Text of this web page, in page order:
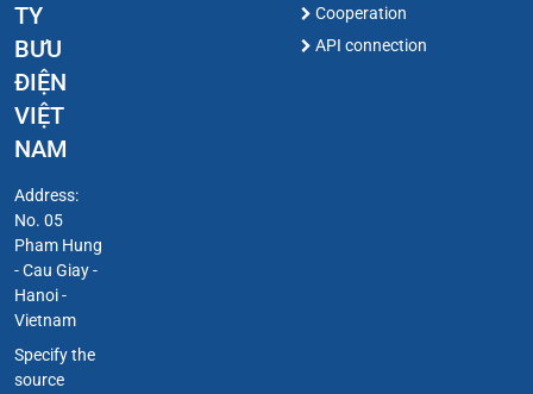
TY
BƯU
ĐIỆN
VIỆT
NAM
Address:
No. 05
Pham Hung
- Cau Giay -
Hanoi -
Vietnam
Specify the
source
Cooperation
API connection